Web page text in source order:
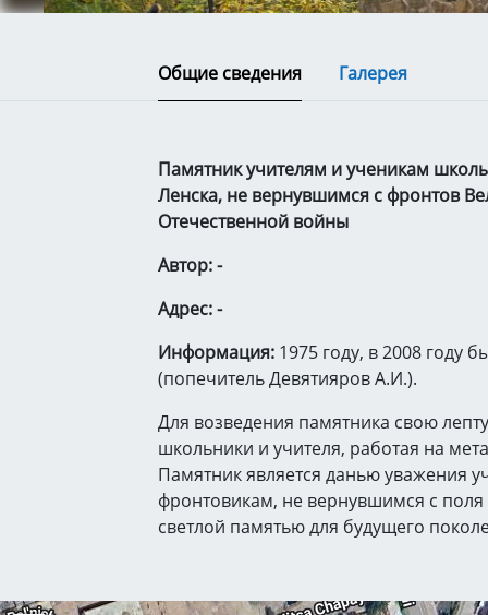
Общие сведения Галерея
Памятник учителям и ученикам
Ленска, не вернувшимся с фронтов
Отечественной войны
Автор: -
Адрес: -
Информация: 1975 году, в 2008 году
(попечитель Девятияров А.И.).
Для возведения памятника свою
школьники и учителя, работая на
Памятник является данью уважения
фронтовикам, не вернувшимся с поля
светлой памятью для будущего